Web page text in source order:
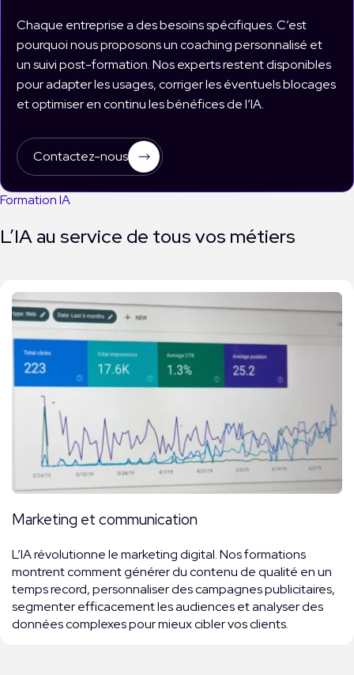
Chaque entreprise a des besoins spécifiques. C’est
pourquoi nous proposons un coaching personnalisé et
un suivi post-formation. Nos experts restent disponibles
pour adapter les usages, corriger les éventuels blocages
et optimiser en continu les bénéfices de l’IA.
Contactez-nous
Formation IA
L’IA au service de tous vos métiers
Marketing et communication
L’IA révolutionne le marketing digital. Nos formations
montrent comment générer du contenu de qualité en un
temps record, personnaliser des campagnes publicitaires,
segmenter efficacement les audiences et analyser des
données complexes pour mieux cibler vos clients.